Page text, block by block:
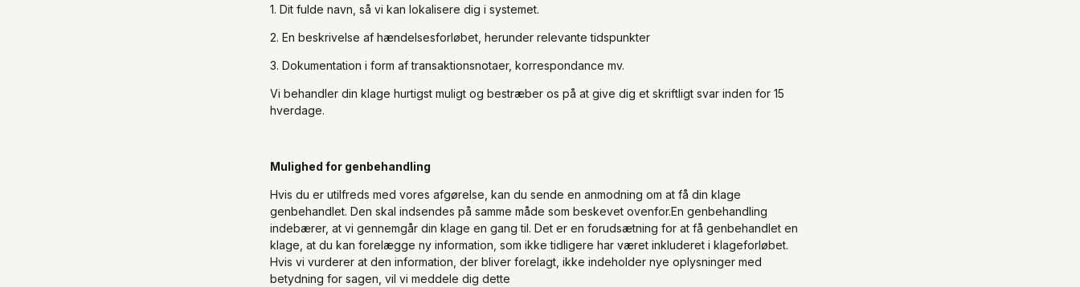
1. Dit fulde navn, så vi kan lokalisere dig i systemet.
2. En beskrivelse af hændelsesforløbet, herunder relevante tidspunkter
3. Dokumentation i form af transaktionsnotaer, korrespondance mv.
Vi behandler din klage hurtigst muligt og bestræber os på at give dig et skriftligt svar inden for 15
hverdage.
Mulighed for genbehandling
Hvis du er utilfreds med vores afgørelse, kan du sende en anmodning om at få din klage
genbehandlet. Den skal indsendes på samme måde som beskevet ovenfor.En genbehandling
indebærer, at vi gennemgår din klage en gang til. Det er en forudsætning for at få genbehandlet en
klage, at du kan forelægge ny information, som ikke tidligere har været inkluderet i klageforløbet.
Hvis vi vurderer at den information, der bliver forelagt, ikke indeholder nye oplysninger med
betydning for sagen, vil vi meddele dig dette